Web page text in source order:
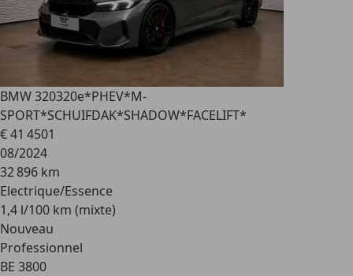
BMW 320320e*PHEV*M-
SPORT*SCHUIFDAK*SHADOW*FACELIFT*
€ 41 4501
08/2024
32 896 km
Electrique/Essence
1,4 l/100 km (mixte)
Nouveau
Professionnel
BE 3800